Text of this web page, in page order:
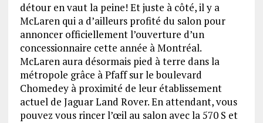
détour en vaut la peine! Et juste à côté, il y a
McLaren qui a d’ailleurs profité du salon pour
annoncer officiellement l’ouverture d’un
concessionnaire cette année à Montréal.
McLaren aura désormais pied à terre dans la
métropole grâce à Pfaff sur le boulevard
Chomedey à proximité de leur établissement
actuel de Jaguar Land Rover. En attendant, vous
pouvez vous rincer l’œil au salon avec la 570 S et